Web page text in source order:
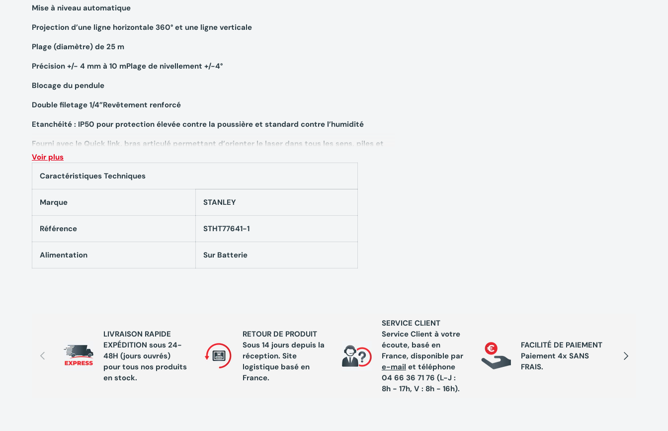
Mise à niveau automatique
Projection d’une ligne horizontale 360° et une ligne verticale
Plage (diamètre) de 25 m
Précision +/- 4 mm à 10 mPlage de nivellement +/-4°
Blocage du pendule
Double filetage 1/4”Revêtement renforcé
Etanchéité : IP50 pour protection élevée contre la poussière et standard contre l’humidité
Fourni avec le Quick link, bras articulé permettant d’orienter le laser dans tous les sens, piles et
étui de transport avec attache ceinture
Caractéristiques techniques Kit Laser
Cross360 faisceaux verts STANLEY
STHT77641-1
Source d'alimentation de la batterie : Piles alcalines (AA)
Voir plus
Caractéristiques Techniques
Marque STANLEY
Référence STHT77641-1
Alimentation Sur Batterie
Précédent Suivant
LIVRAISON RAPIDE
EXPÉDITION sous 24-
48H (jours ouvrés)
pour tous nos produits
en stock.
RETOUR DE PRODUIT
Sous 14 jours depuis la
réception. Site
logistique basé en
France.
SERVICE CLIENT
Service Client à votre
écoute, basé en
France, disponible par
e-mail et téléphone
04 66 36 71 76 (L-J :
8h - 17h, V : 8h - 16h).
FACILITÉ DE PAIEMENT
Paiement 4x SANS
FRAIS.